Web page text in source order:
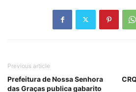
Previous article
Prefeitura de Nossa Senhora
das Graças publica gabarito